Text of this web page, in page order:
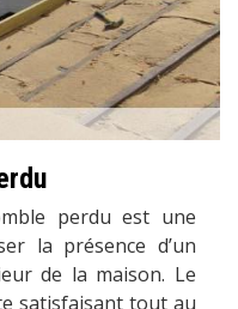
perdu est une
la présence d’un
de la maison. Le
satisfaisant tout au